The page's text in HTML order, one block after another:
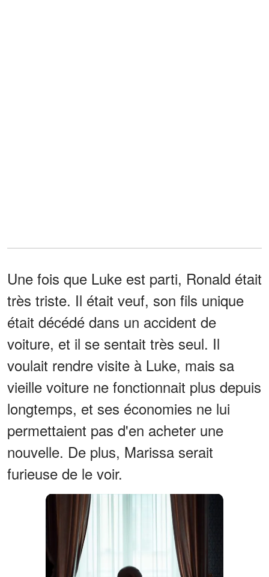
Une fois que Luke est parti, Ronald était
très triste. Il était veuf, son fils unique
était décédé dans un accident de
voiture, et il se sentait très seul. Il
voulait rendre visite à Luke, mais sa
vieille voiture ne fonctionnait plus depuis
longtemps, et ses économies ne lui
permettaient pas d'en acheter une
nouvelle. De plus, Marissa serait
furieuse de le voir.